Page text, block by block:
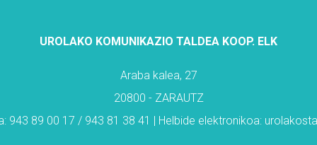
UROLAKO KOMUNIKAZIO TALDEA KOOP. ELK
Araba kalea, 27
20800 - ZARAUTZ
943 89 00 17 / 943 81 38 41 | Helbide elektronikoa: